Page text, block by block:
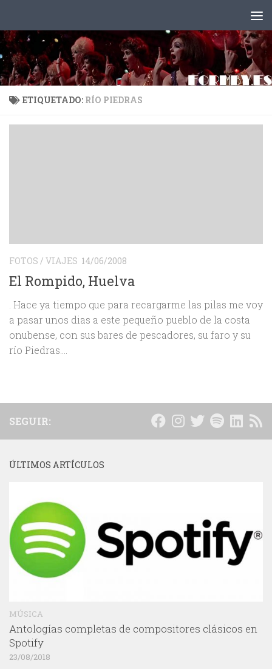
ETIQUETADO: RÍO PIEDRAS
FOTOS / VIAJES 14/06/2008
El Rompido, Huelva
. Hace ya tiempo que para recargarme las pilas me voy
a pasar unos dias a este pequeño pueblo de la costa
onubense, con sus bares de pescadores, su faro y su
río Piedras....
SEGUIR:
ÚLTIMOS ARTÍCULOS
MÚSICA
Antologías completas de compositores clásicos en
Spotify
23/08/2018